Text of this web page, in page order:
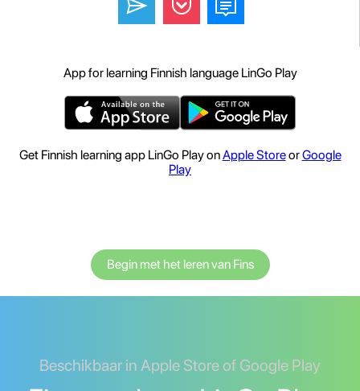
App for learning Finnish language LinGo Play
Get Finnish learning app LinGo Play onApple StoreorGoogle
Play
Begin met het leren van Fins
Beschikbaar in Apple Store of Google Play